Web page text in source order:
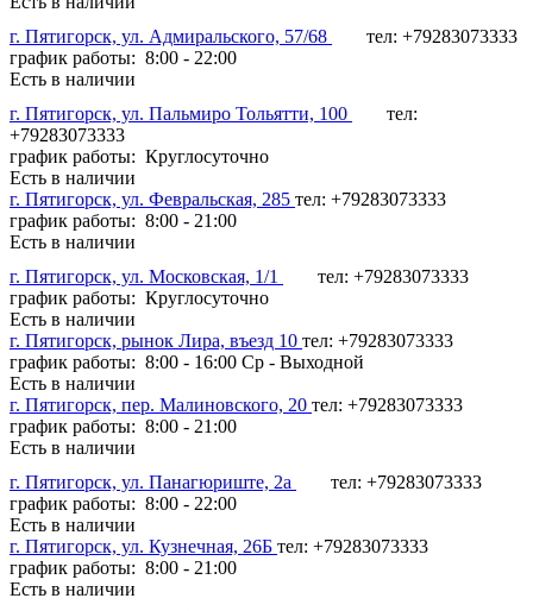
г. Пятигорск, ул. Адмиральского, 57/68
тел: +79283073333
график работы: 8:00 - 22:00
Есть в наличии
г. Пятигорск, ул. Пальмиро Тольятти, 100
тел:
+79283073333
график работы: Круглосуточно
Есть в наличии
г. Пятигорск, ул. Февральская, 285 тел: +79283073333
график работы: 8:00 - 21:00
Есть в наличии
г. Пятигорск, ул. Московская, 1/1
тел: +79283073333
график работы: Круглосуточно
Есть в наличии
г. Пятигорск, рынок Лира, въезд 10 тел: +79283073333
график работы: 8:00 - 16:00 Ср - Выходной
Есть в наличии
г. Пятигорск, пер. Малиновского, 20 тел: +79283073333
график работы: 8:00 - 21:00
Есть в наличии
г. Пятигорск, ул. Панагюриште, 2а
тел: +79283073333
график работы: 8:00 - 22:00
Есть в наличии
г. Пятигорск, ул. Кузнечная, 26Б тел: +79283073333
график работы: 8:00 - 21:00
Есть в наличии